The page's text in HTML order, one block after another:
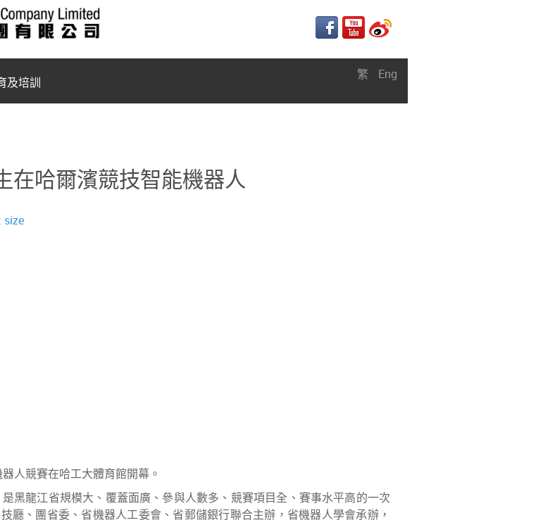
及培訓
繁 Eng
在哈爾濱競技智能機器人
size
人競賽在哈工大體育館開幕。
黑龍江省規模大、覆蓋面廣、參與人數多、競賽項目全、賽事水平高的一次
廳、團省委、省機器人工委會、省郵儲銀行聯合主辦，省機器人學會承辦，